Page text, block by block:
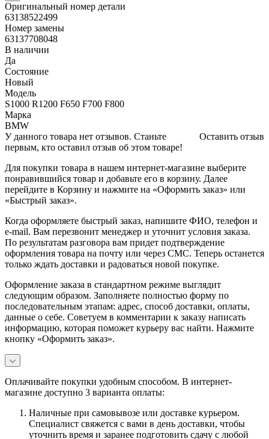
Оригинальный номер детали
63138522499
Номер замены
63137708048
В наличии
Да
Состояние
Новый
Модель
S1000 R1200 F650 F700 F800
Марка
BMW
Оставить отзыв
У данного товара нет отзывов. Станьте
первым, кто оставил отзыв об этом товаре!
Для покупки товара в нашем интернет-магазине выберите
понравившийся товар и добавьте его в корзину. Далее
перейдите в Корзину и нажмите на «Оформить заказ» или
«Быстрый заказ».
Когда оформляете быстрый заказ, напишите ФИО, телефон и
e-mail. Вам перезвонит менеджер и уточнит условия заказа.
По результатам разговора вам придет подтверждение
оформления товара на почту или через СМС. Теперь останется
только ждать доставки и радоваться новой покупке.
Оформление заказа в стандартном режиме выглядит
следующим образом. Заполняете полностью форму по
последовательным этапам: адрес, способ доставки, оплаты,
данные о себе. Советуем в комментарии к заказу написать
информацию, которая поможет курьеру вас найти. Нажмите
кнопку «Оформить заказ».
Оплачивайте покупки удобным способом. В интернет-
магазине доступно 3 варианта оплаты:
Наличные при самовывозе или доставке курьером.
Специалист свяжется с вами в день доставки, чтобы
уточнить время и заранее подготовить сдачу с любой